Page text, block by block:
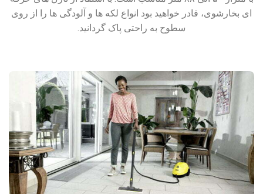
ای بخارشوی، قادر خواهید بود انواع لکه ها و آلودگی ها را از روی
سطوح به راحتی پاک گردانید.